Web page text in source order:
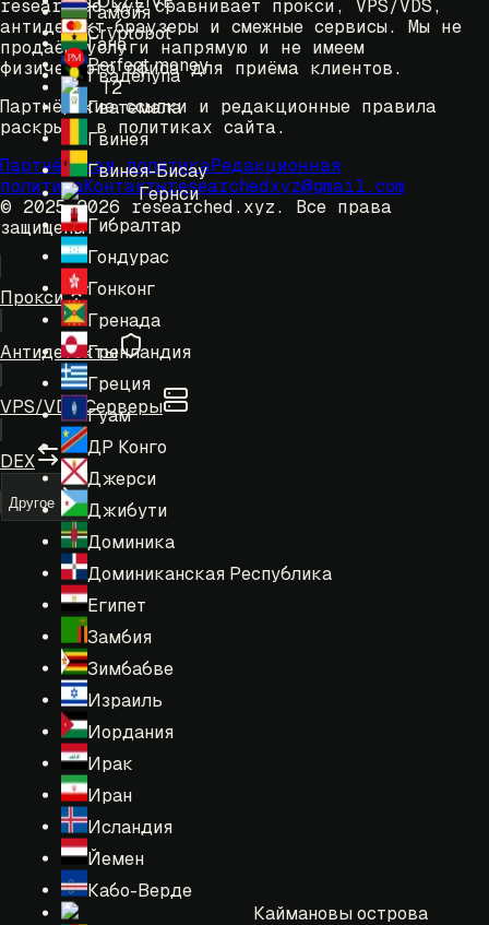
Гамбия
Гана
Гваделупа
Гватемала
Гвинея
Гвинея-Бисау
Гернси
Гибралтар
Гондурас
Гонконг
Гренада
Гренландия
Греция
Гуам
ДР Конго
Джерси
Джибути
Доминика
Доминиканская Республика
Египет
Замбия
Зимбабве
Израиль
Иордания
Ирак
Иран
Исландия
Йемен
Кабо-Верде
Каймановы острова
Cryptobot
Perfect money
T2
researched.xyz сравнивает прокси, VPS/VDS,
антидетект-браузеры и смежные сервисы. Мы не
продаём услуги напрямую и не имеем
физического офиса для приёма клиентов.
Партнёрские ссылки и редакционные правила
раскрыты в политиках сайта.
Партнёрская политикаРедакционная
политикаКонтактыresearchedxyz@gmail.com
© 2025-2026 researched.xyz. Все права
защищены.
Прокси
Антидетекты
VPS/VDS Серверы
DEX
Другое